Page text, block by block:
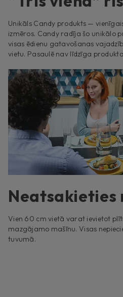
Unikāls Candy produkts —
izmēros. Candy radīja šo unikālo
visas ēdienu gatavošanas
vietu. Pasaulē nav līdzīga
Neatsakieties
Vien 60 cm vietā varat ievietot
mazgājamo mašīnu. Visas
tuvumā.